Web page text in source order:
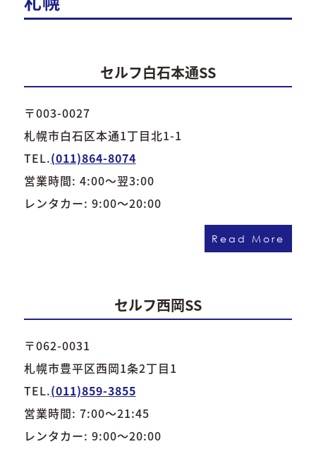
セルフ白石本通SS
〒003-0027
札幌市白石区本通1丁目北1-1
TEL.(011)864-8074
営業時間: 4:00～翌3:00
レンタカー: 9:00～20:00
Read More
セルフ西岡SS
〒062-0031
札幌市豊平区西岡1条2丁目1
TEL.(011)859-3855
営業時間: 7:00～21:45
レンタカー: 9:00～20:00